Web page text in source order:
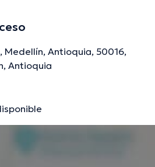
Medellín, Antioquia, 50016,
Antioquia